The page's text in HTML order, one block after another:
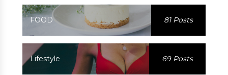
FOOD 81 Posts
Lifestyle 69 Posts